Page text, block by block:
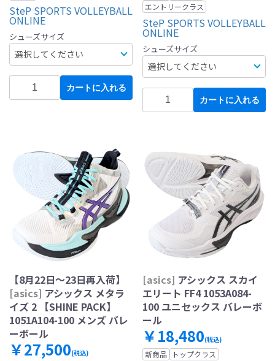
SteP SPORTS VOLLEYBALL
ONLINE
シューズサイズ
カートに入れる
エントリークラス
SteP SPORTS VOLLEYBALL
ONLINE
シューズサイズ
カートに入れる
【8月22日～23日再入荷】
[asics] アシックス メタラ
イズ 2 【SHINE PACK】
1051A104-100 メンズ バレ
ーボール
￥27,500(税込)
[asics] アシックス スカイ
エリート FF4 1053A084-
100 ユニセックス バレーボ
ール
￥18,480(税込)
新商品 トップクラス